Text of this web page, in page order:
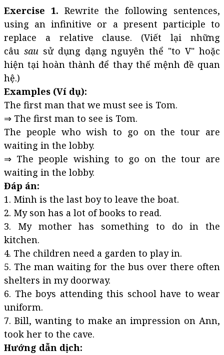
Exercise 1. Rewrite the following sentences,
using an infinitive or a present participle to
replace a relative clause. (Viết lại những
câu sau sử dụng dạng nguyên thể "to V" hoặc
hiện tại hoàn thành để thay thế mệnh đề quan
hệ.)
Examples (Ví dụ):
The first man that we must see is Tom.
⇒ The first man to see is Tom.
The people who wish to go on the tour are
waiting in the lobby.
⇒ The people wishing to go on the tour are
waiting in the lobby.
Đáp án:
1. Minh is the last boy to leave the boat.
2. My son has a lot of books to read.
3. My mother has something to do in the
kitchen.
4. The children need a garden to play in.
5. The man waiting for the bus over there often
shelters in my doorway.
6. The boys attending this school have to wear
uniform.
7. Bill, wanting to make an impression on Ann,
took her to the cave.
Hướng dẫn dịch: